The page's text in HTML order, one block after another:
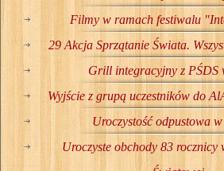
Filmy w ramach festiwalu
29 Akcja Sprzątanie Świata.
Grill integracyjny z PŚDS
Wyjście z grupą uczestników do
Uroczystość odpustowa
Uroczyste obchody 83 rocznicy